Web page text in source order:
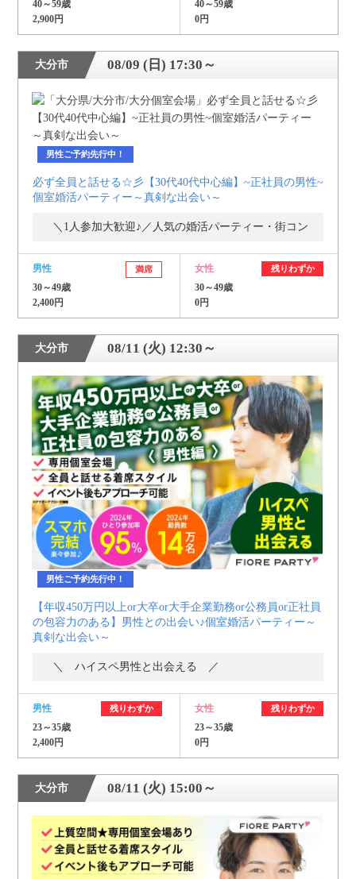
40～59歳
2,900円
40～59歳
0円
大分市 08/09 (日) 17:30～
男性ご予約先行中！
必ず全員と話せる☆彡【30代40代中心編】~正社員の男性~
個室婚活パーティー～真剣な出会い～
＼1人参加大歓迎♪／人気の婚活パーティー・街コン
男性 満席
30～49歳
2,400円
女性 残りわずか
30～49歳
0円
大分市 08/11 (火) 12:30～
男性ご予約先行中！
【年収450万円以上or大卒or大手企業勤務or公務員or正社員
の包容力のある】男性との出会い♪個室婚活パーティー～
真剣な出会い～
＼ ハイスペ男性と出会える ／
男性 残りわずか
23～35歳
2,400円
女性 残りわずか
23～35歳
0円
大分市 08/11 (火) 15:00～